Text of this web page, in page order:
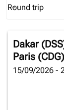
Journey Types
Round trip
keyboard_arrow_down
Dakar
Paris (CDG)
15/09/2026 -